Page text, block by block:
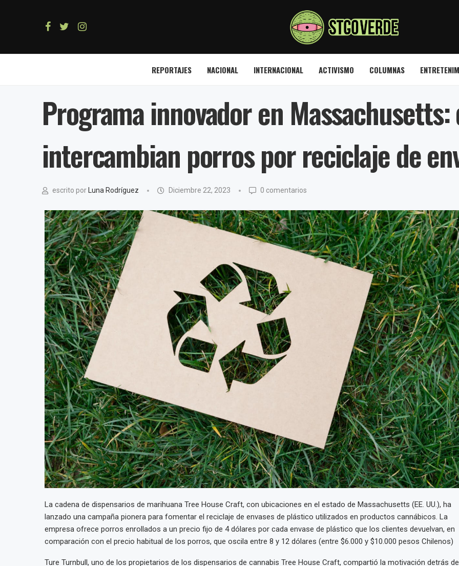
REPORTAJES NACIONAL INTERNACIONAL ACTIVISMO COLUMNAS
Programa innovador en
intercambian porros por reciclaje de
escrito por Luna Rodríguez Diciembre 22, 2023 0 comentarios
La cadena de dispensarios de marihuana Tree House Craft, con ubicaciones en el estado de Massachusetts (EE. UU.), ha
lanzado una campaña pionera para fomentar el reciclaje de envases de plástico utilizados en productos cannábicos. La
empresa ofrece porros enrollados a un precio fijo de 4 dólares por cada envase de plástico que los clientes devuelvan, en
comparación con el precio habitual de los porros, que oscila entre 8 y 12 dólares (entre $6.000 y $10.000 pesos Chilenos)
Ture Turnbull, uno de los propietarios de los dispensarios de cannabis Tree House Craft, compartió la motivación detrás de